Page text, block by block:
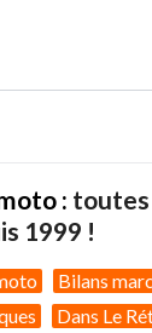
: toutes
1999 !
Bilans
Dans Le